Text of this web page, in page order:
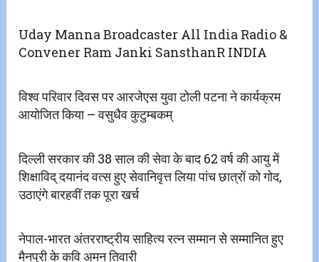
Uday Manna Broadcaster All India Radio &
Convener Ram Janki SansthanR INDIA
विश्व परिवार दिवस पर आरजेएस युवा टोली पटना ने कार्यक्रम
आयोजित किया – वसुधैव कुटुम्बकम्
दिल्ली सरकार की 38 साल की सेवा के बाद 62 वर्ष की आयु में
शिक्षाविद् दयानंद वत्स हुए सेवानिवृत्त लिया पांच छात्रों को गोद,
उठाएंगे बारहवीं तक पूरा खर्च
नेपाल-भारत अंतरराष्ट्रीय साहित्य रत्न सम्मान से सम्मानित हुए
मैनपुरी के कवि अमन तिवारी